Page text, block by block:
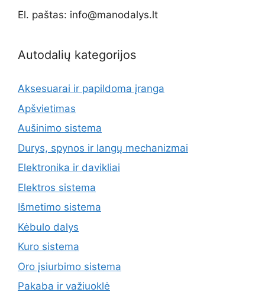
El. paštas: info@manodalys.lt
Autodalių kategorijos
Aksesuarai ir papildoma įranga
Apšvietimas
Aušinimo sistema
Durys, spynos ir langų mechanizmai
Elektronika ir davikliai
Elektros sistema
Išmetimo sistema
Kėbulo dalys
Kuro sistema
Oro įsiurbimo sistema
Pakaba ir važiuoklė